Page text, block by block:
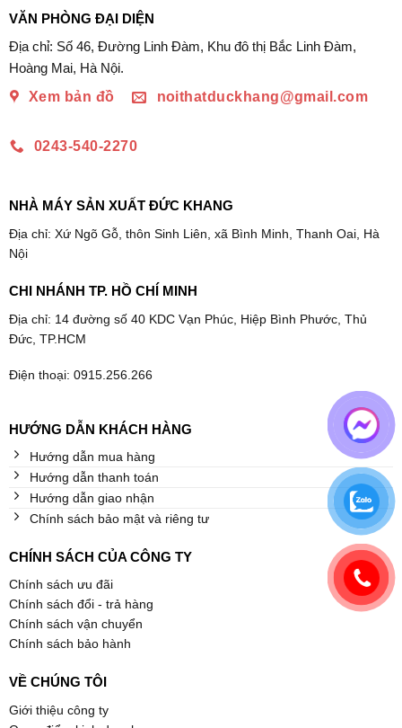
VĂN PHÒNG ĐẠI DIỆN
Địa chỉ: Số 46, Đường Linh Đàm, Khu đô thị Bắc Linh Đàm,
Hoàng Mai, Hà Nội.
Xem bản đồ
noithatduckhang@gmail.com
0243-540-2270
NHÀ MÁY SẢN XUẤT ĐỨC KHANG
Địa chỉ: Xứ Ngõ Gỗ, thôn Sinh Liên, xã Bình Minh, Thanh Oai, Hà
Nội
CHI NHÁNH TP. HỒ CHÍ MINH
Địa chỉ: 14 đường số 40 KDC Vạn Phúc, Hiệp Bình Phước, Thủ
Đức, TP.HCM
Điện thoại: 0915.256.266
HƯỚNG DẪN KHÁCH HÀNG
Hướng dẫn mua hàng
Hướng dẫn thanh toán
Hướng dẫn giao nhận
Chính sách bảo mật và riêng tư
CHÍNH SÁCH CỦA CÔNG TY
Chính sách ưu đãi
Chính sách đổi - trả hàng
Chính sách vận chuyển
Chính sách bảo hành
VỀ CHÚNG TÔI
Giới thiệu công ty